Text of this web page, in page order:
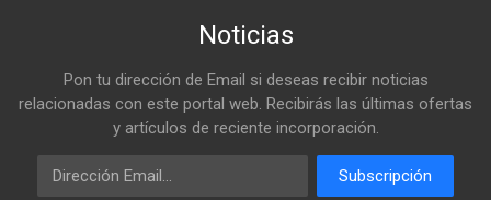
Noticias
Pon tu dirección de Email si deseas recibir noticias
relacionadas con este portal web. Recibirás las últimas ofertas
y artículos de reciente incorporación.
Email
Subscripción